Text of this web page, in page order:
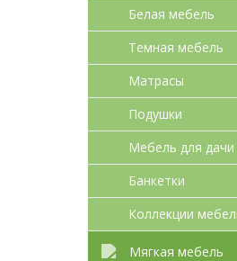
Белая мебель
Темная мебель
Матрасы
Подушки
Мебель для дачи
Банкетки
Коллекции
Мягкая мебель